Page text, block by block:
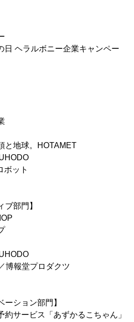
日 ヘラルボニー企業キャンペー
地球。HOTAMET
ボット
ブ部門】
博報堂プロダクツ
ーション部門】
サービス「あずかるこちゃん」